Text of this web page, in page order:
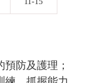
防及護理；